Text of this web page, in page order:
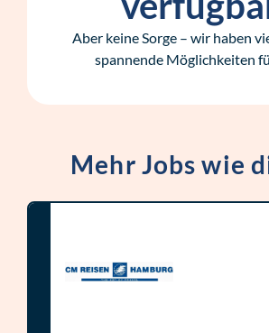
Aber keine Sorge – wir haben
spannende Möglichkeiten
Mehr Jobs wie